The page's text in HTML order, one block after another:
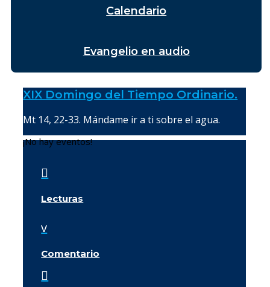
Calendario
Evangelio en audio
XIX Domingo del Tiempo Ordinario.
Mt 14, 22-33. Mándame ir a ti sobre el agua.
¡No hay eventos!

Lecturas
v
Comentario
